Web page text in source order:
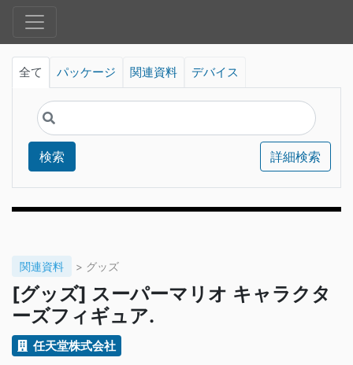
全て パッケージ 関連資料 デバイス
検索 詳細検索
関連資料 > グッズ
[グッズ] スーパーマリオ キャラクタ
ーズフィギュア.
任天堂株式会社